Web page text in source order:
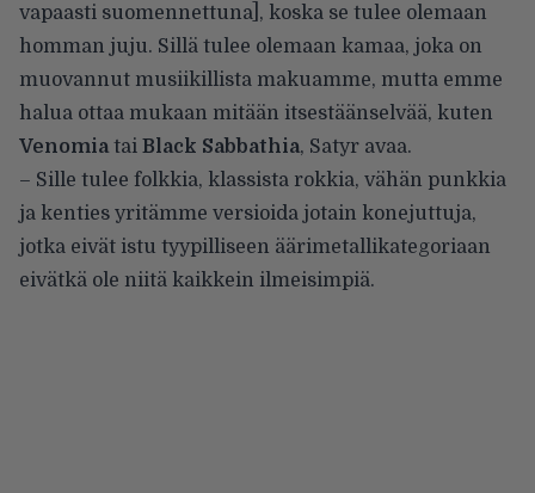
vapaasti suomennettuna], koska se tulee olemaan
homman juju. Sillä tulee olemaan kamaa, joka on
muovannut musiikillista makuamme, mutta emme
halua ottaa mukaan mitään itsestäänselvää, kuten
Venomiatai Black Sabbathia, Satyr avaa.
– Sille tulee folkkia, klassista rokkia, vähän punkkia
ja kenties yritämme versioida jotain konejuttuja,
jotka eivät istu tyypilliseen äärimetallikategoriaan
eivätkä ole niitä kaikkein ilmeisimpiä.